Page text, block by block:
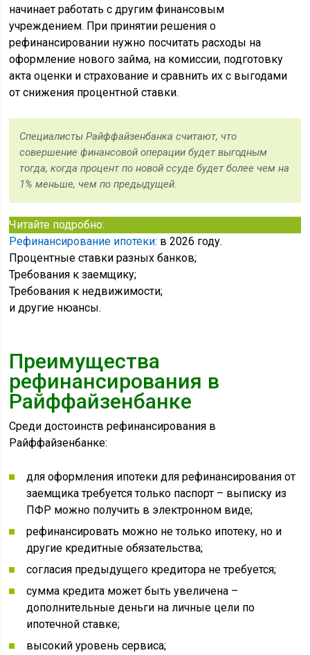
начинает работать с другим финансовым
учреждением. При принятии решения о
рефинансировании нужно посчитать расходы на
оформление нового займа, на комиссии, подготовку
акта оценки и страхование и сравнить их с выгодами
от снижения процентной ставки.
Специалисты Райффайзенбанка считают, что
совершение финансовой операции будет выгодным
тогда, когда процент по новой ссуде будет более чем на
1% меньше, чем по предыдущей.
Читайте подробно:
Рефинансирование ипотеки: в 2026 году.
Процентные ставки разных банков;
Требования к заемщику;
Требования к недвижимости;
и другие нюансы.
Преимущества
рефинансирования в
Райффайзенбанке
Среди достоинств рефинансирования в
Райффайзенбанке:
для оформления ипотеки для рефинансирования от
заемщика требуется только паспорт – выписку из
ПФР можно получить в электронном виде;
рефинансировать можно не только ипотеку, но и
другие кредитные обязательства;
согласия предыдущего кредитора не требуется;
сумма кредита может быть увеличена –
дополнительные деньги на личные цели по
ипотечной ставке;
высокий уровень сервиса;